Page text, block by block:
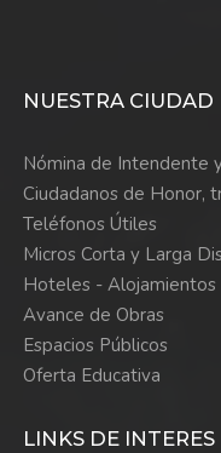
Maestranza:
NUESTRA CIUDAD
Nómina de Intendente
Ciudadanos de Honor,
Teléfonos Útiles
Micros Corta y Larga
Hoteles - Alojamientos
Avance de Obras
Espacios Públicos
Oferta Educativa
LINKS DE INTERES